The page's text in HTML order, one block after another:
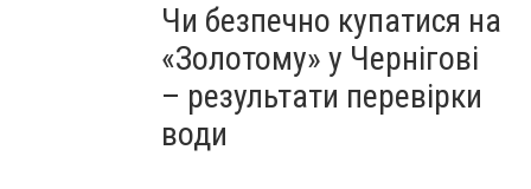
Чи безпечно купатися на
«Золотому» у Чернігові
– результати перевірки
води